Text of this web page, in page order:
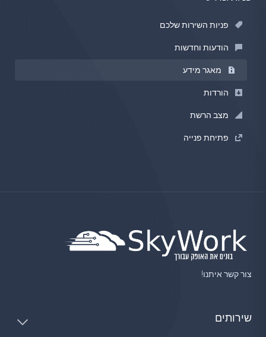
פניות השירות שלכם
הודעות וחדשות
מאגר מידע
הורדות
מצב הרשת
פתיחת פנייה
צור קשר איתנו!
שירותים